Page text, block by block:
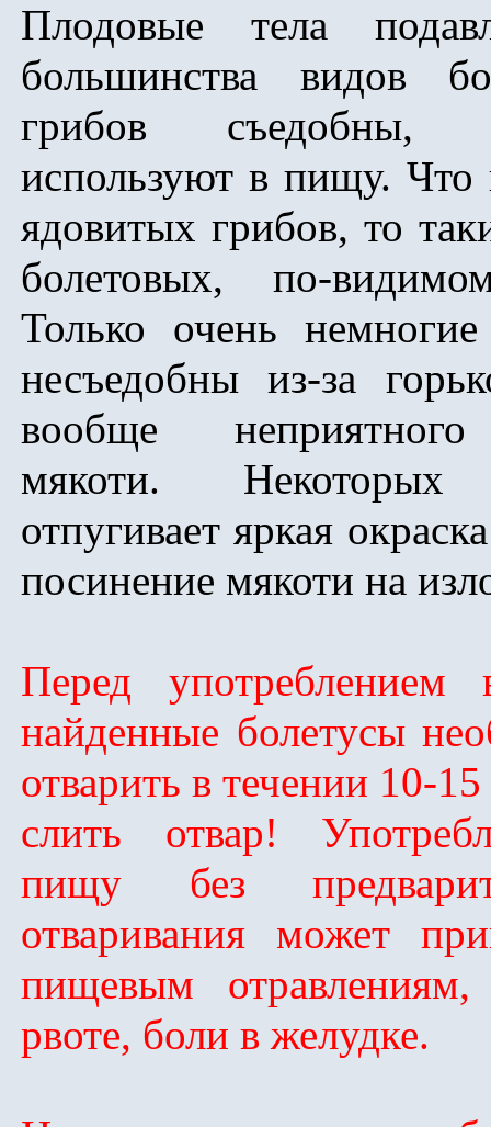
Плодовые тела
большинства видов
грибов
используют в пищу. Что
ядовитых грибов, то
болетовых, по-
Только очень
несъедобны из-за
вообще
мякоти.
отпугивает яркая
посинение мякоти на
Перед
найденные болетусы
отварить в течении 10-
слить отвар!
пищу без
отваривания может
пищевым отравлениям,
рвоте, боли в желудке.